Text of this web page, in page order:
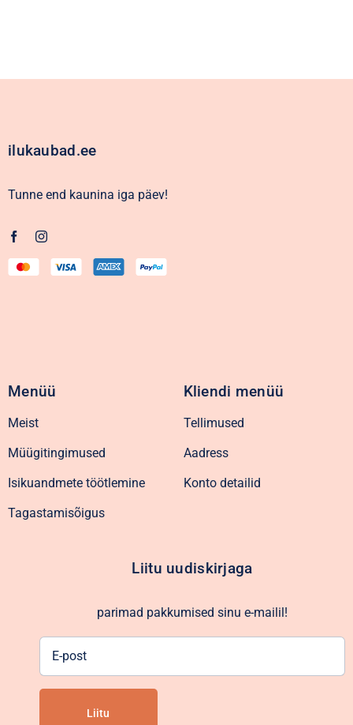
ilukaubad.ee
Tunne end kaunina iga päev!
Menüü
Meist
Müügitingimused
Isikuandmete töötlemine
Tagastamisõigus
Kliendi menüü
Tellimused
Aadress
Konto detailid
Liitu uudiskirjaga
parimad pakkumised sinu e-mailil!